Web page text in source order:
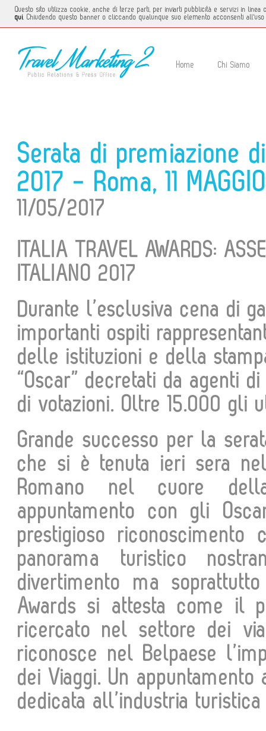
Questo sito utilizza cookie, anche di terze parti, per inviarti pubblicità e servizi in
qui. Chiudendo questo banner o cliccando qualunque suo elemento acconsenti
Home Chi Siamo
Serata di premiazione
2017 - Roma, 11
11/05/2017
ITALIA TRAVEL AWARDS:
ITALIANO 2017
Durante l’esclusiva cena di
importanti ospiti
delle istituzioni e della
“Oscar” decretati da agenti
di votazioni. Oltre 15.000 gli
Grande successo per la
che si è tenuta ieri sera
Romano nel cuore
appuntamento con gli
prestigioso
panorama turistico
divertimento ma
Awards si attesta come il
ricercato nel settore dei
riconosce nel Belpaese
dei Viaggi. Un
dedicata all’industria